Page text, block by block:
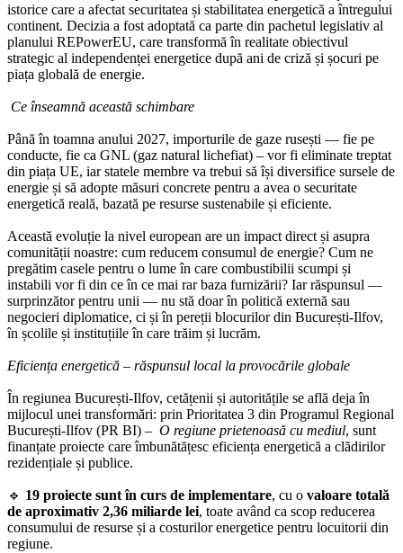
istorice care a afectat securitatea și stabilitatea energetică a întregului
continent. Decizia a fost adoptată ca parte din pachetul legislativ al
planului REPowerEU, care transformă în realitate obiectivul
strategic al independenței energetice după ani de criză și șocuri pe
piața globală de energie.
Ce înseamnă această schimbare
Până în toamna anului 2027, importurile de gaze rusești — fie pe
conducte, fie ca GNL (gaz natural lichefiat) – vor fi eliminate treptat
din piața UE, iar statele membre va trebui să își diversifice sursele de
energie și să adopte măsuri concrete pentru a avea o securitate
energetică reală, bazată pe resurse sustenabile și eficiente.
Această evoluție la nivel european are un impact direct și asupra
comunității noastre: cum reducem consumul de energie? Cum ne
pregătim casele pentru o lume în care combustibilii scumpi și
instabili vor fi din ce în ce mai rar baza furnizării? Iar răspunsul —
surprinzător pentru unii — nu stă doar în politică externă sau
negocieri diplomatice, ci și în pereții blocurilor din București-Ilfov,
în școlile și instituțiile în care trăim și lucrăm.
Eficiența energetică – răspunsul local la provocările globale
În regiunea București-Ilfov, cetățenii și autoritățile se află deja în
mijlocul unei transformări: prin Prioritatea 3 din Programul Regional
București-Ilfov (PR BI) – O regiune prietenoasă cu mediul, sunt
finanțate proiecte care îmbunătățesc eficiența energetică a clădirilor
rezidențiale și publice.
🔹 19 proiecte sunt în curs de implementare, cu o valoare totală
de aproximativ 2,36 miliarde lei, toate având ca scop reducerea
consumului de resurse și a costurilor energetice pentru locuitorii din
regiune.